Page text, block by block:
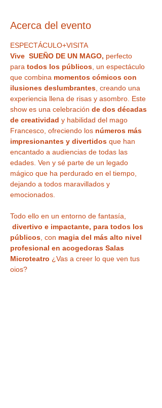
Acerca del evento
ESPECTÁCULO+VISITA
Vive  SUEÑO DE UN MAGO, perfecto
para todos los públicos , un espectáculo
que combina momentos cómicos con
ilusiones deslumbrantes , creando una
experiencia llena de risas y asombro. Este
show es una celebración de dos décadas
de creatividad y habilidad del mago
Francesco, ofreciendo los números más
impresionantes y divertidos que han
encantado a audiencias de todas las
edades. Ven y sé parte de un legado
mágico que ha perdurado en el tiempo,
dejando a todos maravillados y
emocionados.
Todo ello en un entorno de fantasía,
divertivo e impactante, para todos los
públicos , con magia del más alto nivel
profesional en acogedoras Salas
Microteatro ¿Vas a creer lo que ven tus
ojos?